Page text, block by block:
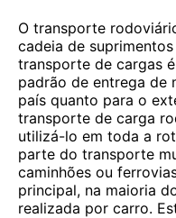
O transporte
cadeia de
transporte de cargas
padrão de entrega de
país quanto para o
transporte de carga
utilizá-lo em toda a
parte do transporte
caminhões ou
principal, na maioria
realizada por carro.